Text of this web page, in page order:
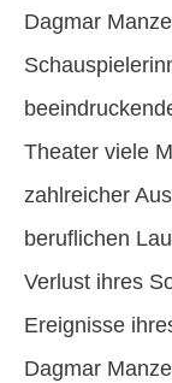
Dagmar
Theater viele
zahlreicher
beruflichen
Verlust ihres
Ereignisse
Dagmar